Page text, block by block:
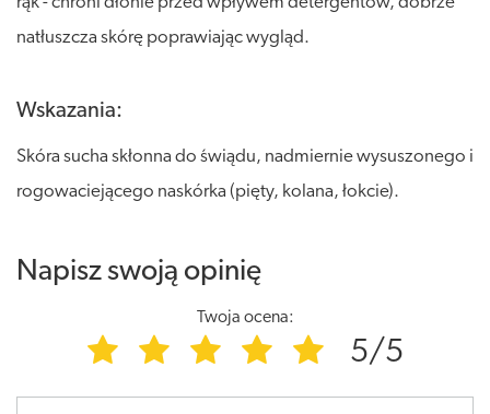
natłuszcza skórę poprawiając wygląd.
Wskazania:
Skóra sucha skłonna do świądu, nadmiernie wysuszonego i
rogowaciejącego naskórka (pięty, kolana, łokcie).
Napisz swoją opinię
Twoja ocena:
5/5